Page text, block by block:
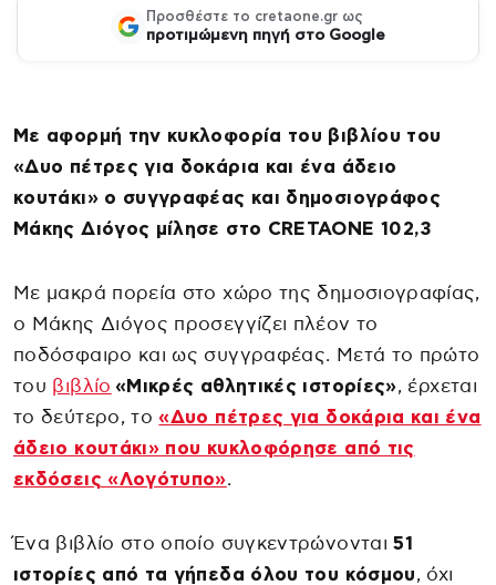
Προσθέστε το cretaone.gr ως
προτιμώμενη πηγή στο Google
Με αφορμή την κυκλοφορία του βιβλίου του
«Δυο πέτρες για δοκάρια και ένα άδειο
κουτάκι» ο συγγραφέας και δημοσιογράφος
Μάκης Διόγος μίλησε στο CRETAONE 102,3
Με μακρά πορεία στο χώρο της δημοσιογραφίας,
ο Μάκης Διόγος προσεγγίζει πλέον το
ποδόσφαιρο και ως συγγραφέας. Μετά το πρώτο
του βιβλίο «Μικρές αθλητικές ιστορίες», έρχεται
το δεύτερο, το«Δυο πέτρες για δοκάρια και ένα
άδειο κουτάκι» που κυκλοφόρησε από τις
εκδόσεις «Λογότυπο».
Ένα βιβλίο στο οποίο συγκεντρώνονται51
ιστορίες από τα γήπεδα όλου του κόσμου, όχι